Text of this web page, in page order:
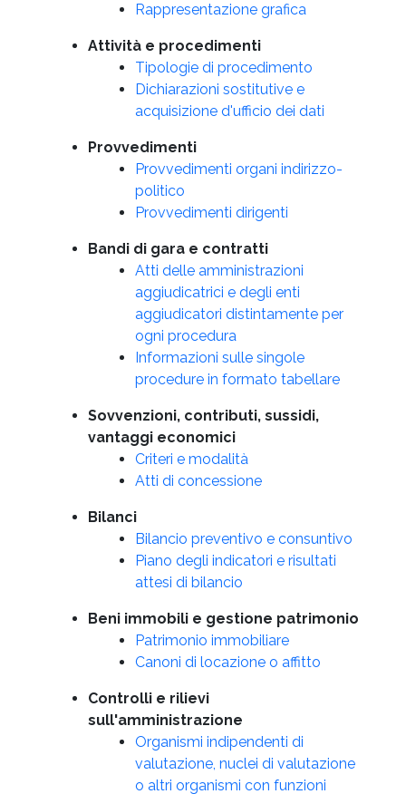
Rappresentazione grafica
Attività e procedimenti
Tipologie di procedimento
Dichiarazioni sostitutive e
acquisizione d'ufficio dei dati
Provvedimenti
Provvedimenti organi indirizzo-
politico
Provvedimenti dirigenti
Bandi di gara e contratti
Atti delle amministrazioni
aggiudicatrici e degli enti
aggiudicatori distintamente per
ogni procedura
Informazioni sulle singole
procedure in formato tabellare
Sovvenzioni, contributi, sussidi,
vantaggi economici
Criteri e modalità
Atti di concessione
Bilanci
Bilancio preventivo e consuntivo
Piano degli indicatori e risultati
attesi di bilancio
Beni immobili e gestione patrimonio
Patrimonio immobiliare
Canoni di locazione o affitto
Controlli e rilievi
sull'amministrazione
Organismi indipendenti di
valutazione, nuclei di valutazione
o altri organismi con funzioni